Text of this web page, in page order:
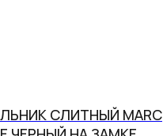
СЛИТНЫЙ MARC